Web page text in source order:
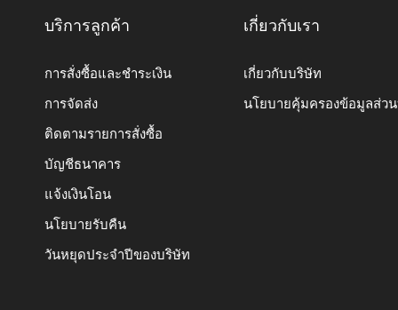
บริการลูกค้า
การสั่งซื้อและชำระเงิน
การจัดส่ง
ติดตามรายการสั่งซื้อ
บัญชีธนาคาร
แจ้งเงินโอน
นโยบายรับคืน
วันหยุดประจำปีของบริษัท
เกี่ยวกับเรา
เกี่ยวกับบริษัท
นโยบายคุ้มครองข้อมูลส่ว